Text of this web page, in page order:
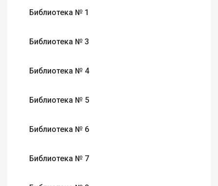
Библиотека № 1
Библиотека № 3
Библиотека № 4
Библиотека № 5
Библиотека № 6
Библиотека № 7